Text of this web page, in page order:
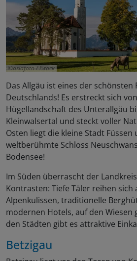
asiafoto / iStock
Das Allgäu ist eines der schönsten
Deutschlands! Es erstreckt sich
Hügellandschaft des Unterallgäu
Kleinwalsertal und steckt voller
Osten liegt die kleine Stadt Füssen
weltberühmte Schloss
Bodensee!
Im Süden überrascht der
Kontrasten: Tiefe Täler reihen
Alpenkulissen, traditionelle
modernen Hotels, auf den Wiesen
den Städten gibt es attraktive
Betzigau